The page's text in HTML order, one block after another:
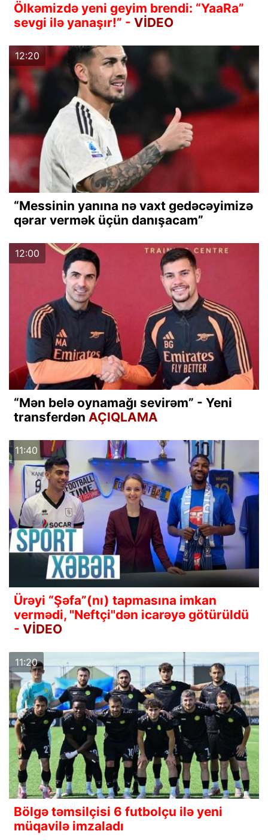
Ölkəmizdə yeni geyim brendi: “YaaRa”
sevgi ilə yanaşır!” - VİDEO
12:20
“Messinin yanına nə vaxt gedəcəyimizə
qərar vermək üçün danışacam”
12:00
“Mən belə oynamağı sevirəm” - Yeni
transferdən AÇIQLAMA
11:40
Ürəyi “Şəfa”(nı) tapmasına imkan
vermədi, "Neftçi"dən icarəyə götürüldü
- VİDEO
11:20
Bölgə təmsilçisi 6 futbolçu ilə yeni
müqavilə imzaladı